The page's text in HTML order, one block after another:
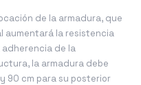
de la armadura, que
aumentará la resistencia
de la
la armadura debe
90 cm para su posterior